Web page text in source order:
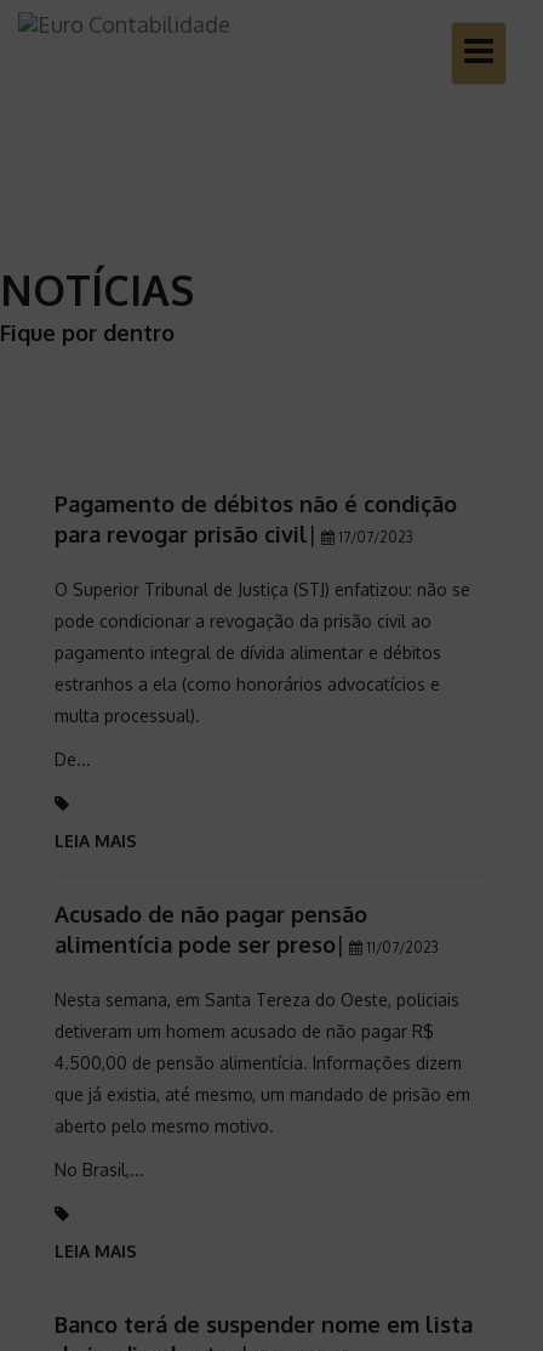
Toggle
NOTÍCIAS
Fique por dentro
Pagamento de débitos não é condição
para revogar prisão civil| 17/07/2023
O Superior Tribunal de Justiça (STJ) enfatizou: não se
pode condicionar a revogação da prisão civil ao
pagamento integral de dívida alimentar e débitos
estranhos a ela (como honorários advocatícios e
multa processual).
De...
LEIA MAIS
Acusado de não pagar pensão
alimentícia pode ser preso| 11/07/2023
Nesta semana, em Santa Tereza do Oeste, policiais
detiveram um homem acusado de não pagar R$
4.500,00 de pensão alimentícia. Informações dizem
que já existia, até mesmo, um mandado de prisão em
aberto pelo mesmo motivo.
No Brasil,...
LEIA MAIS
Banco terá de suspender nome em lista